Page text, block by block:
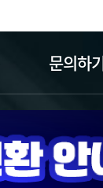
문의하